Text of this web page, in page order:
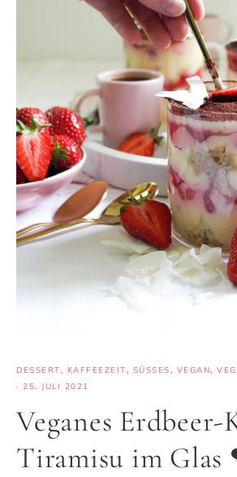
DESSERT, KAFFEEZEIT, SÜSSES , VEGAN,
· 25. JULI 2021
Veganes Erdbeer-
Tiramisu im Glas